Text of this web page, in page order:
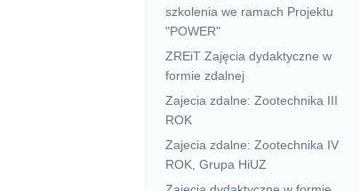
szkolenia we ramach Projektu
"POWER"
ZREiT Zajęcia dydaktyczne w
formie zdalnej
Zajecia zdalne: Zootechnika III
ROK
Zajecia zdalne: Zootechnika IV
ROK, Grupa HiUZ